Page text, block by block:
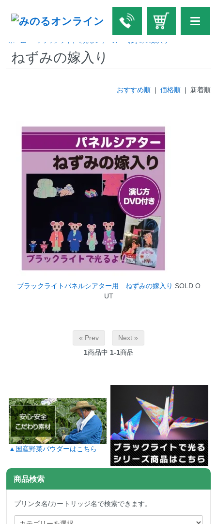
ホーム ブラックライトで光るシリーズ ねずみの嫁入り
ねずみの嫁入り
おすすめ順| 価格順| 新着順
ブラックライトパネルシアター用 ねずみの嫁入り SOLD O
UT
« Prev
Next »
1商品中 1-1商品
▲国産野菜パウダーはこちら
商品検索
プリンタ名/カートリッジ名で検索できます。